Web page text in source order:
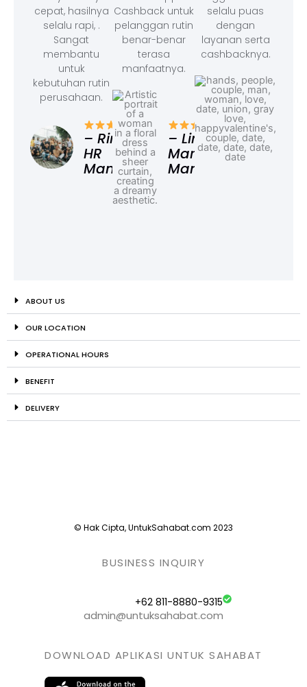
cepat, hasilnya
selalu rapi, .
Sangat
membantu
untuk
kebutuhan rutin
perusahaan.
– Rina,
HR
Manager
Cashback untuk
pelanggan rutin
benar-benar
terasa
manfaatnya.
– Linda,
Marketing
Manager
selalu puas
dengan
layanan serta
cashbacknya.
ABOUT US
OUR LOCATION
OPERATIONAL HOURS
BENEFIT
DELIVERY
© Hak Cipta, UntukSahabat.com 2023
BUSINESS INQUIRY
+62 811-8880-9315
admin@untuksahabat.com
DOWNLOAD APLIKASI UNTUK SAHABAT